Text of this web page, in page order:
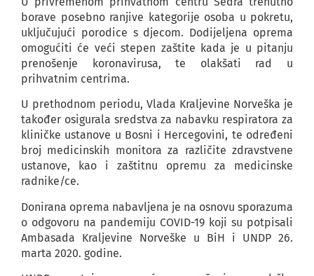
borave posebno ranjive kategorije osoba u pokretu,
uključujući porodice s djecom. Dodijeljena oprema
omogućiti će veći stepen zaštite kada je u pitanju
prenošenje koronavirusa, te olakšati rad u
prihvatnim centrima.
U prethodnom periodu, Vlada Kraljevine Norveška je
također osigurala sredstva za nabavku respiratora za
kliničke ustanove u Bosni i Hercegovini, te određeni
broj medicinskih monitora za različite zdravstvene
ustanove, kao i zaštitnu opremu za medicinske
radnike/ce.
Donirana oprema nabavljena je na osnovu sporazuma
o odgovoru na pandemiju COVID-19 koji su potpisali
Ambasada Kraljevine Norveške u BiH i UNDP 26.
marta 2020. godine.